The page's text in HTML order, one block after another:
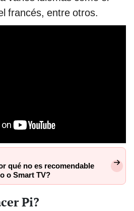
francés, entre otros.
qué no es recomendable
o Smart TV?
Pi?